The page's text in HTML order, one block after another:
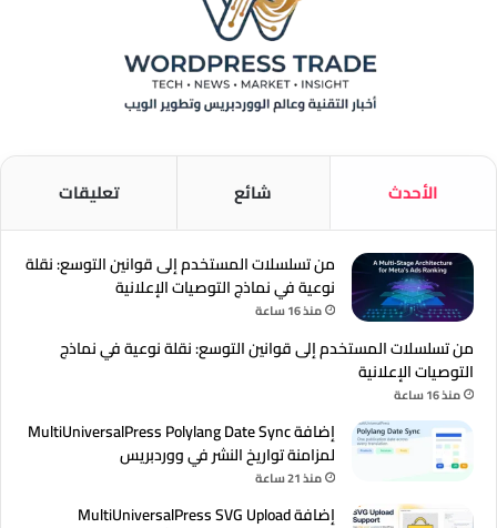
الأحدث شائع تعليقات
من تسلسلات المستخدم إلى قوانين التوسع: نقلة
نوعية في نماذج التوصيات الإعلانية
منذ 16 ساعة
من تسلسلات المستخدم إلى قوانين التوسع: نقلة نوعية في نماذج
التوصيات الإعلانية
منذ 16 ساعة
إضافة MultiUniversalPress Polylang Date Sync
لمزامنة تواريخ النشر في ووردبريس
منذ 21 ساعة
إضافة MultiUniversalPress SVG Upload